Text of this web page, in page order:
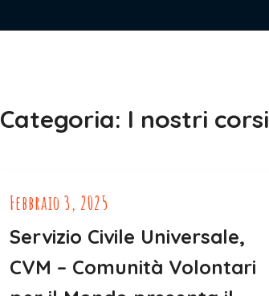
Categoria: I nostri corsi
Febbraio 3, 2025
Servizio Civile Universale,
CVM – Comunità Volontari